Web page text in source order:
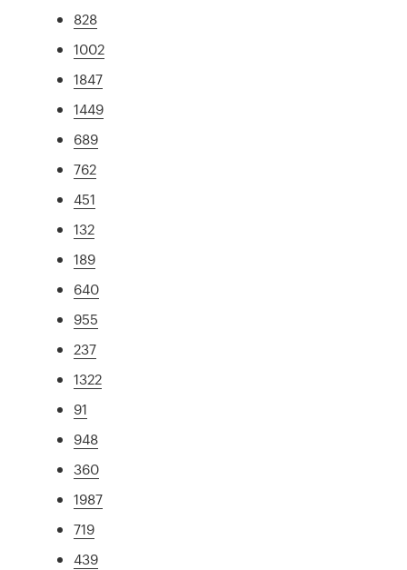
828
1002
1847
1449
689
762
451
132
189
640
955
237
1322
91
948
360
1987
719
439